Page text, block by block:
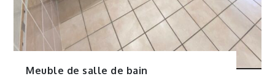
Meuble de salle de bain